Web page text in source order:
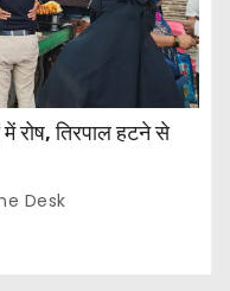
में रोष, तिरपाल हटने से
Desk